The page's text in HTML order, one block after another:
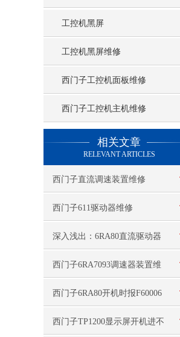
工控机黑屏
工控机黑屏维修
西门子工控机面板维修
西门子工控机主机维修
相关文章
RELEVANT ARTICLES
西门子直流调速装置维修
西门子611驱动器维修
深入浅出：6RA80直流驱动器
的安装调试与参数设置
西门子6RA7093调速器装置维
修
西门子6RA80开机时报F60006
欠压维修当天处理好
西门子TP1200显示屏开机进不